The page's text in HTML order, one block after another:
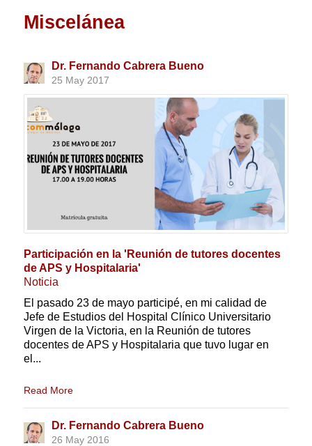
Miscelánea
Dr. Fernando Cabrera Bueno
25 May 2017
Participación en la 'Reunión de tutores docentes
de APS y Hospitalaria'
Noticia
El pasado 23 de mayo participé, en mi calidad de
Jefe de Estudios del Hospital Clínico Universitario
Virgen de la Victoria, en la Reunión de tutores
docentes de APS y Hospitalaria que tuvo lugar en
el...
Read More
Dr. Fernando Cabrera Bueno
26 May 2016